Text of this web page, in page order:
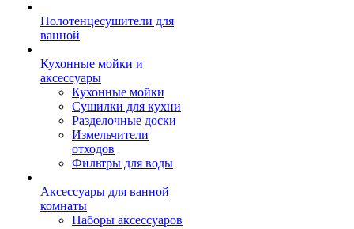
Полотенцесушители для
ванной
Кухонные мойки и
аксессуары
Кухонные мойки
Сушилки для кухни
Разделочные доски
Измельчители
отходов
Фильтры для воды
Аксессуары для ванной
комнаты
Наборы аксессуаров